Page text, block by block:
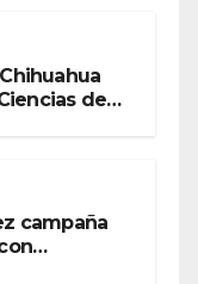
de
campaña